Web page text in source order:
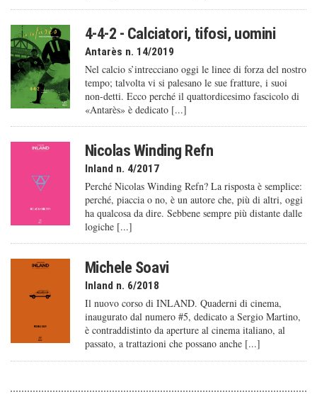
4-4-2 - Calciatori, tifosi, uomini
Antarès n. 14/2019
Nel calcio s’intrecciano oggi le linee di forza del nostro
tempo; talvolta vi si palesano le sue fratture, i suoi
non-detti. Ecco perché il quattordicesimo fascicolo di
«Antarès» è dedicato [...]
Nicolas Winding Refn
Inland n. 4/2017
Perché Nicolas Winding Refn? La risposta è semplice:
perché, piaccia o no, è un autore che, più di altri, oggi
ha qualcosa da dire. Sebbene sempre più distante dalle
logiche [...]
Michele Soavi
Inland n. 6/2018
Il nuovo corso di INLAND. Quaderni di cinema,
inaugurato dal numero #5, dedicato a Sergio Martino,
è contraddistinto da aperture al cinema italiano, al
passato, a trattazioni che possano anche [...]